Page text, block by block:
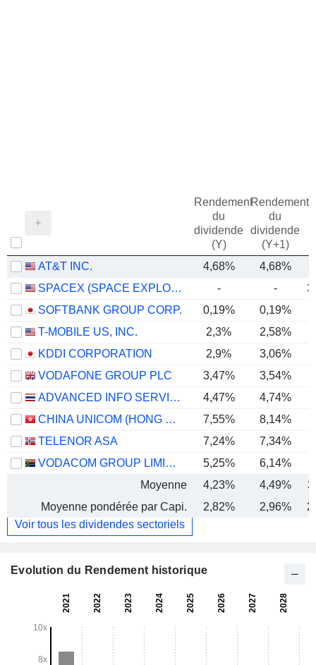
Rendement
du
dividende
(Y)
Rendement
du
dividende
(Y+1)
AT&T INC. 4,68% 4,68%
SPACEX (SPACE EXPLORATION TECHNOLOGIES)
- -
SOFTBANK GROUP CORP.
0,19% 0,19%
T-MOBILE US, INC.
2,3% 2,58%
KDDI CORPORATION
2,9% 3,06%
VODAFONE GROUP PLC
3,47%
3,54%
ADVANCED INFO SERVICE
4,47% 4,74%
CHINA UNICOM (HONG KONG) LIMITED
7,55%
8,14%
TELENOR ASA
7,24% 7,34%
VODACOM GROUP LIMITED
5,25% 6,14%
Moyenne
4,23% 4,49%
3
Moyenne pondérée par Capi.
2,82% 2,96%
Voir tous les dividendes sectoriels
Evolution du Rendement historique